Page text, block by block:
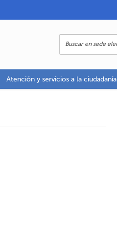
Atención y servicios a la ciudadanía